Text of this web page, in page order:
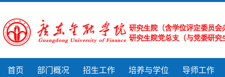
首页 部门概况 招生工作 培养与学位 导师工作